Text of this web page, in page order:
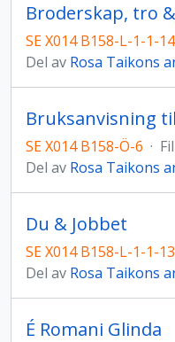
Broderskap, tro
SE X014 B158-L-1-1-14
Del av Rosa Taikons
Bruksanvisning
SE X014 B158-Ö-6 · Fil
Del av Rosa Taikons
Du & Jobbet
SE X014 B158-L-1-1-13
Del av Rosa Taikons
É Romani Glinda